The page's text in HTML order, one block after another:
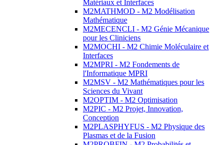
Matériaux et Interfaces
M2MATHMOD - M2 Modélisation
Mathématique
M2MECENCLI - M2 Génie Mécanique
pour les Cliniciens
M2MOCHI - M2 Chimie Moléculaire et
Interfaces
M2MPRI - M2 Fondements de
l'Informatique MPRI
M2MSV - M2 Mathématiques pour les
Sciences du Vivant
M2OPTIM - M2 Optimisation
M2PIC - M2 Projet, Innovation,
Conception
M2PLASPHYFUS - M2 Physique des
Plasmas et de la Fusion